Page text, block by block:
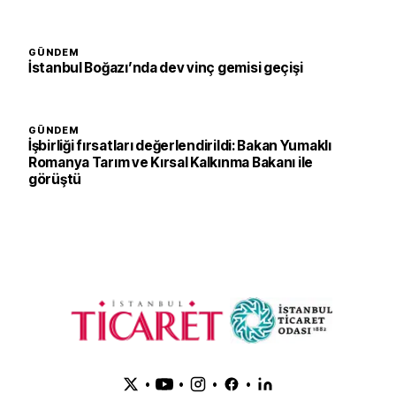
GÜNDEM
İstanbul Boğazı’nda dev vinç gemisi geçişi
GÜNDEM
İşbirliği fırsatları değerlendirildi: Bakan Yumaklı
Romanya Tarım ve Kırsal Kalkınma Bakanı ile
görüştü
• • • •